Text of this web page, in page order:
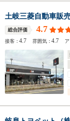
土岐三菱自動車販
総合評価 4.7
接客：4.7 雰囲気：4.7